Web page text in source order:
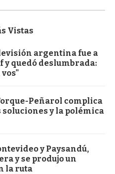
Vistas
argentina fue a
y quedó deslumbrada:
Peñarol complica
soluciones y la polémica
y Paysandú,
y se produjo un
la ruta